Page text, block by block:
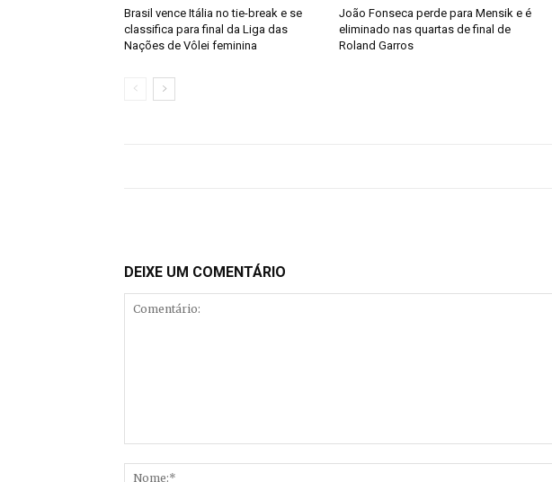
Brasil vence Itália no tie-break e se
classifica para final da Liga das
Nações de Vôlei feminina
João Fonseca perde para Mensik e é
eliminado nas quartas de final de
Roland Garros
DEIXE UM COMENTÁRIO